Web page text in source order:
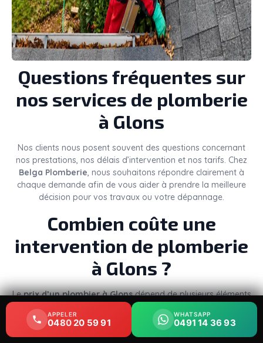
Questions fréquentes sur
nos services de plomberie
à Glons
Nos clients nous posent souvent des questions concernant
nos prestations, nos délais d’intervention et nos tarifs. Chez
Belga Plomberie, nous souhaitons répondre clairement à
chaque demande afin de vous aider à prendre la meilleure
décision pour vos travaux ou votre dépannage.
Combien coûte une
intervention de plomberie
à Glons ?
Leprix d’un plombier à Glonsdépend de plusieurs éléments
: la nature du problème, le temps nécessaire, les pièces à
remplacer et le niveau d’urgence. Une simple réparation de
robinet ou un débouchage ne représente pas le même
APPELER
0480 20 59 91
WHATSAPP
0491 14 36 93
APPELER
0480 20 59 91
WHATSAPP
0491 14 36 93